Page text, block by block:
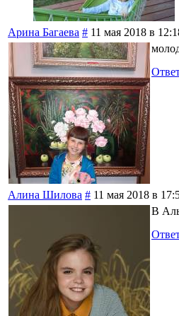
Арина Багаева # 11 мая 2018 в
Алина Шилова # 11 мая 2018 в
В